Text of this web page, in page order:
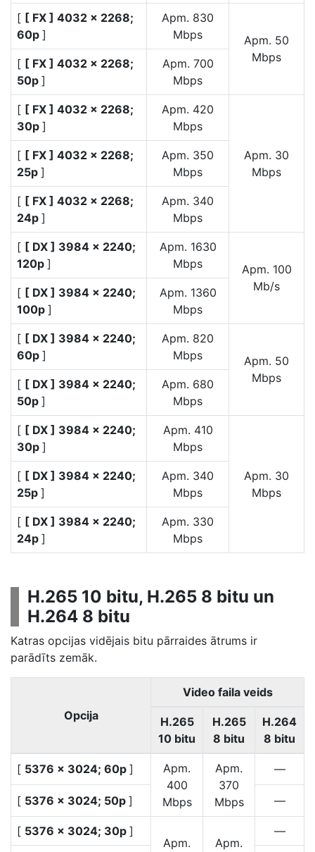
[ [ FX ] 4032 × 2268;
60p ]
Apm. 830
Mbps
Apm. 50
Mbps
[ [ FX ] 4032 × 2268;
50p ]
Apm. 700
Mbps
[ [ FX ] 4032 × 2268;
30p ]
Apm. 420
Mbps
Apm. 30
Mbps
[ [ FX ] 4032 × 2268;
25p ]
Apm. 350
Mbps
[ [ FX ] 4032 × 2268;
24p ]
Apm. 340
Mbps
[ [ DX ] 3984 × 2240;
120p ]
Apm. 1630
Mbps
Apm. 100
Mb/s
[ [ DX ] 3984 × 2240;
100p ]
Apm. 1360
Mbps
[ [ DX ] 3984 × 2240;
60p ]
Apm. 820
Mbps
Apm. 50
Mbps
[ [ DX ] 3984 × 2240;
50p ]
Apm. 680
Mbps
[ [ DX ] 3984 × 2240;
30p ]
Apm. 410
Mbps
Apm. 30
Mbps
[ [ DX ] 3984 × 2240;
25p ]
Apm. 340
Mbps
[ [ DX ] 3984 × 2240;
24p ]
Apm. 330
Mbps
H.265 10 bitu, H.265 8 bitu un
H.264 8 bitu
Katras opcijas vidējais bitu pārraides ātrums ir
parādīts zemāk.
Opcija
Video faila veids
H.265
10 bitu
H.265
8 bitu
H.264
8 bitu
[ 5376 × 3024; 60p ]
Apm.
400
Mbps
Apm.
370
Mbps
—
[ 5376 × 3024; 50p ] —
[ 5376 × 3024; 30p ]
Apm.
Apm.
—